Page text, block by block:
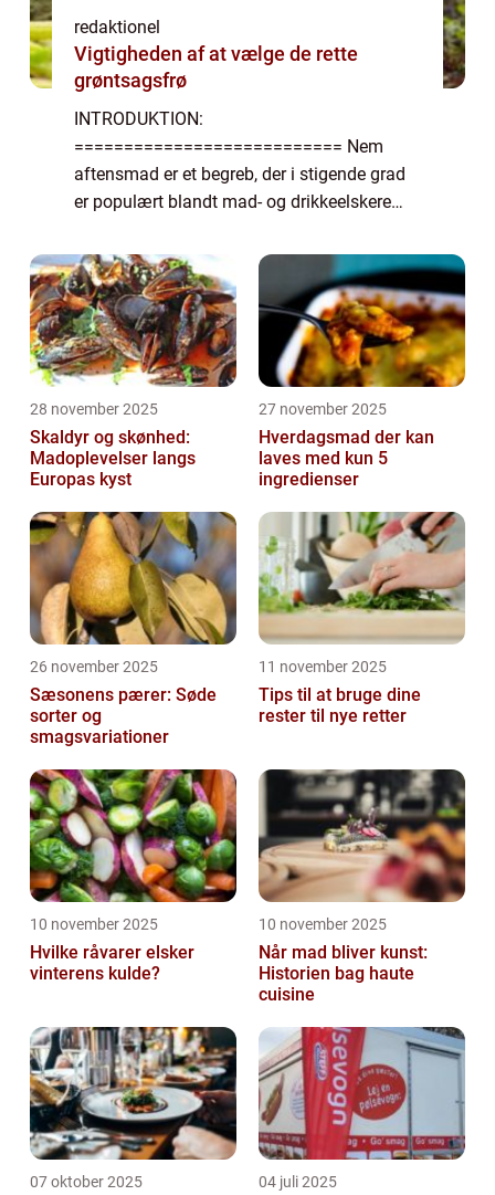
redaktionel
Vigtigheden af at vælge de rette
grøntsagsfrø
INTRODUKTION:
=========================== Nem
aftensmad er et begreb, der i stigende grad
er populært blandt mad- og drikkeelskere
kræver madløsninger, der er hurtige,
praktiske og stadig tilfredsstillende for...
28 november 2025
Skaldyr og skønhed:
Madoplevelser langs
Europas kyst
27 november 2025
Hverdagsmad der kan
laves med kun 5
ingredienser
26 november 2025
Sæsonens pærer: Søde
sorter og
smagsvariationer
11 november 2025
Tips til at bruge dine
rester til nye retter
10 november 2025
Hvilke råvarer elsker
vinterens kulde?
10 november 2025
Når mad bliver kunst:
Historien bag haute
cuisine
07 oktober 2025 04 juli 2025